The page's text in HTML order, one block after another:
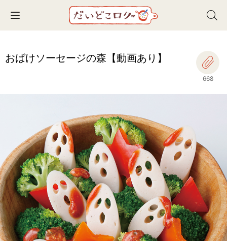
Toggle navigation
おばけソーセージの森【動画あり】
668